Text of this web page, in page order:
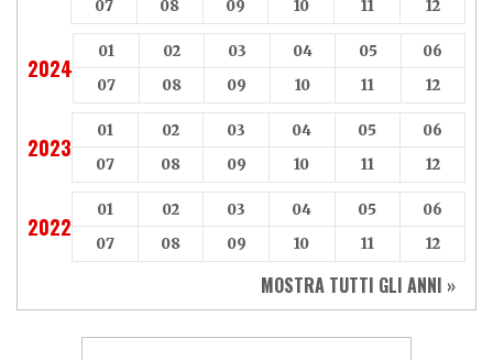
07
08 09 10 11 12
2024
01 02 03 04 05
06
07
08 09 10 11 12
2023
01 02 03 04 05
06
07
08 09 10 11 12
2022
01 02 03 04 05
06
07
08 09 10 11 12
MOSTRA TUTTI GLI ANNI »